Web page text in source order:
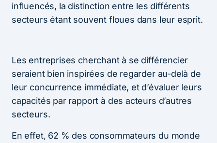
influencés, la distinction entre les différents
secteurs étant souvent floues dans leur esprit.
Les entreprises cherchant à se différencier
seraient bien inspirées de regarder au-delà de
leur concurrence immédiate, et d’évaluer leurs
capacités par rapport à des acteurs d’autres
secteurs.
En effet, 62 % des consommateurs du monde